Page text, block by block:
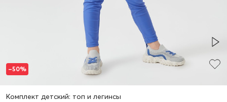
Комплект детский: топ и легинсы
–50%